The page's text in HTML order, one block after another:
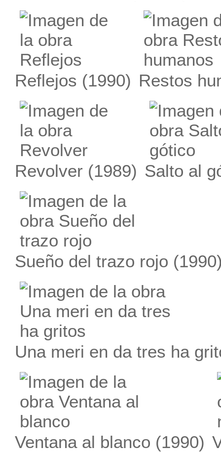
Reflejos (1990) Restos
Revolver (1989) Salto al
Sueño del trazo rojo
Una meri en da tres ha
Ventana al blanco (1990)